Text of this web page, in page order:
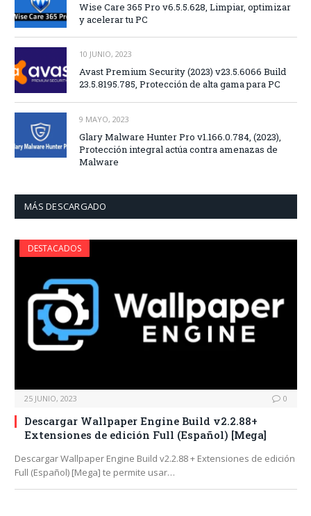
Wise Care 365 Pro v6.5.5.628, Limpiar, optimizar
y acelerar tu PC
10 JUNIO, 2023
Avast Premium Security (2023) v23.5.6066 Build
23.5.8195.785, Protección de alta gama para PC
9 MAYO, 2023
Glary Malware Hunter Pro v1.166.0.784, (2023),
Protección integral actúa contra amenazas de
Malware
MÁS DESCARGADO
DESTACADOS
25 JUNIO, 2023 0
Descargar Wallpaper Engine Build v2.2.88+
Extensiones de edición Full (Español) [Mega]
Descargar Wallpaper Engine Build v2.2.88 + Extensiones de edición
Full (Español) [Mega] te permite usar…